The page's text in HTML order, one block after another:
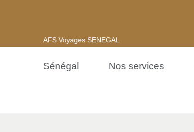
AFS Voyages SENEGAL
Sénégal Nos services